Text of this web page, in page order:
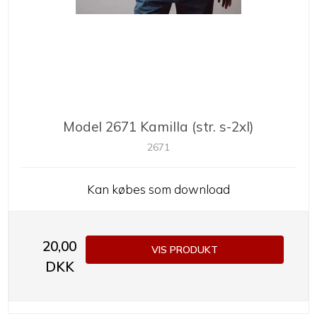
Model 2671 Kamilla (str. s-2xl)
2671
Kan købes som download
20,00
DKK
VIS PRODUKT